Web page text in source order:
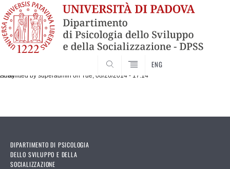
ENG
Submitted by superadmin on Tue, 08/26/2014 - 17:14
Array
DIPARTIMENTO DI PSICOLOGIA
DELLO SVILUPPO E DELLA
SOCIALIZZAZIONE